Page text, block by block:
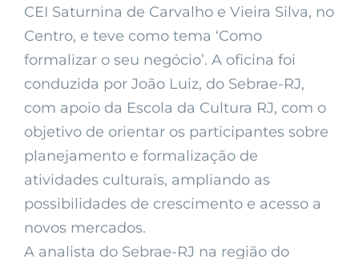
CEI Saturnina de Carvalho e Vieira Silva, no
Centro, e teve como tema ‘Como
formalizar o seu negócio’. A oficina foi
conduzida por João Luiz, do Sebrae-RJ,
com apoio da Escola da Cultura RJ, com o
objetivo de orientar os participantes sobre
planejamento e formalização de
atividades culturais, ampliando as
possibilidades de crescimento e acesso a
novos mercados.
A analista do Sebrae-RJ na região do